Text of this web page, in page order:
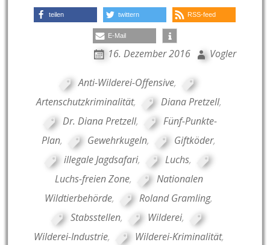
teilen twittern RSS-feed
E-Mail
16. Dezember 2016 Vogler
Anti-Wilderei-Offensive,
Artenschutzkriminalität, Diana Pretzell,
Dr. Diana Pretzell,
Fünf-Punkte-
Plan, Gewehrkugeln, Giftköder,
illegale Jagdsafari, Luchs,
Luchs-freien Zone,
Nationalen
Wildtierbehörde, Roland Gramling,
Stabsstellen, Wilderei,
Wilderei-Industrie, Wilderei-Kriminalität,